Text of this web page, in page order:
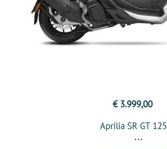
€ 3.999,00
Aprilia SR GT 125